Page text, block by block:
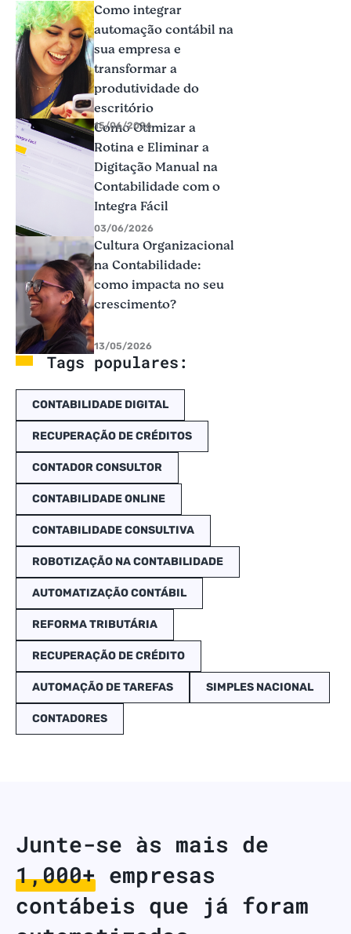
Como integrar
automação contábil na
sua empresa e
transformar a
produtividade do
escritório
15/06/2026
Como Otimizar a
Rotina e Eliminar a
Digitação Manual na
Contabilidade com o
Integra Fácil
03/06/2026
Cultura Organizacional
na Contabilidade:
como impacta no seu
crescimento?
13/05/2026
Tags populares:
CONTABILIDADE DIGITAL
RECUPERAÇÃO DE CRÉDITOS
CONTADOR CONSULTOR
CONTABILIDADE ONLINE
CONTABILIDADE CONSULTIVA
ROBOTIZAÇÃO NA CONTABILIDADE
AUTOMATIZAÇÃO CONTÁBIL
REFORMA TRIBUTÁRIA
RECUPERAÇÃO DE CRÉDITO
AUTOMAÇÃO DE TAREFAS SIMPLES NACIONAL
CONTADORES
Junte-se às mais de
1,000+ empresas
contábeis que já foram